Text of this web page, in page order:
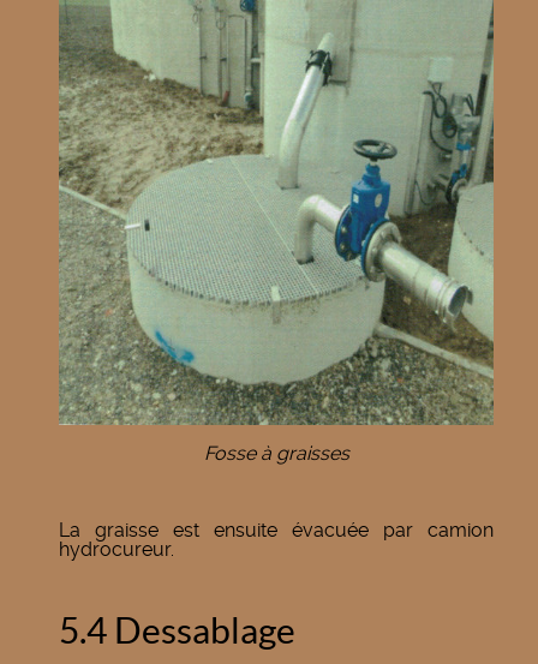
Fosse à graisses
La graisse est ensuite évacuée par camion
hydrocureur.
5.4 Dessablage